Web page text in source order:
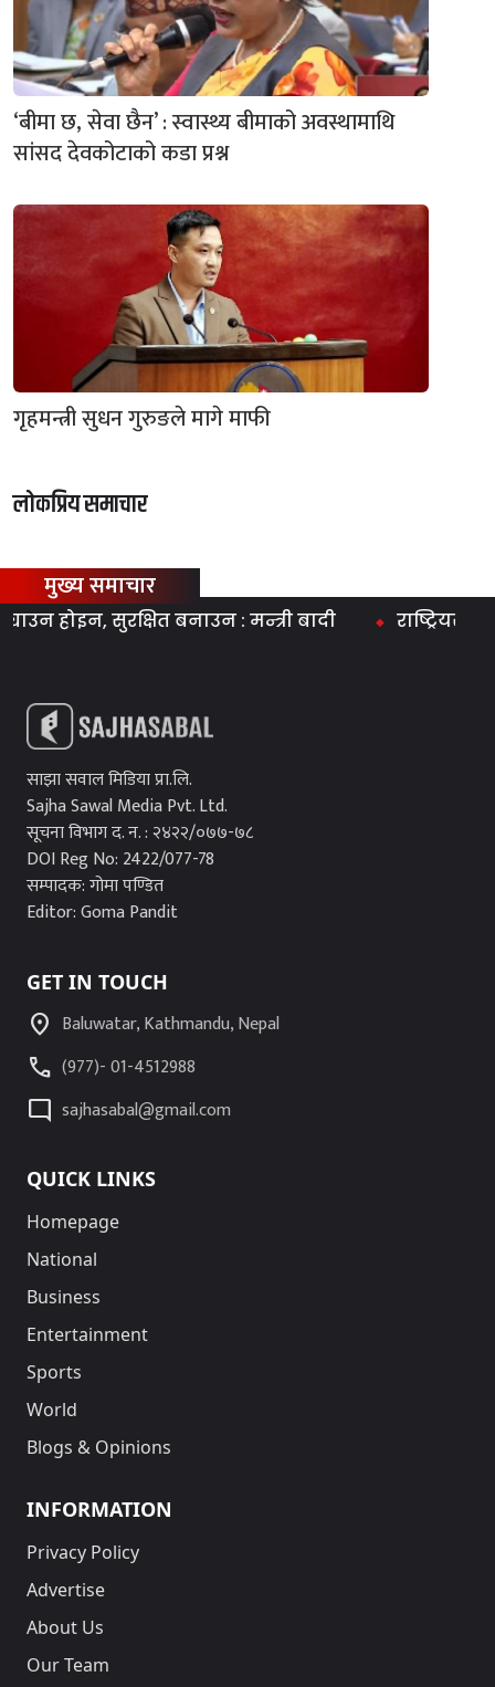
‘बीमा छ, सेवा छैन’ : स्वास्थ्य बीमाको अवस्थामाथि
सांसद देवकोटाको कडा प्रश्न
गृहमन्त्री सुधन गुरुङले मागे माफी
लोकप्रिय समाचार
मुख्य समाचार
सुरक्षित बनाउन : मन्त्री बादी
साझा सवाल मिडिया प्रा.लि.
Sajha Sawal Media Pvt. Ltd.
सूचना विभाग द. न. : २४२२/०७७-७८
DOI Reg No: 2422/077-78
सम्पादक: गोमा पण्डित
Editor: Goma Pandit
GET IN TOUCH
location_on Baluwatar, Kathmandu, Nepal
call (977)- 01-4512988
mode_comment sajhasabal@gmail.com
QUICK LINKS
Homepage
National
Business
Entertainment
Sports
World
Blogs & Opinions
INFORMATION
Privacy Policy
Advertise
About Us
Our Team